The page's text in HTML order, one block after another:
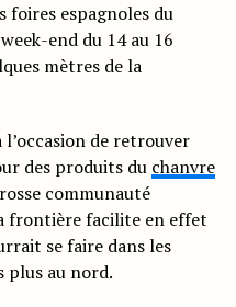
foires espagnoles du
end du 14 au 16
mètres de la
l’occasion de retrouver
des produits du chanvre
communauté
frontière facilite en effet
se faire dans les
plus au nord.